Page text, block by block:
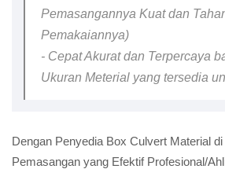
Pemasangannya Kuat dan
Pemakaiannya)
- Cepat Akurat dan Terpercaya
Ukuran Meterial yang tersedia
Dengan Penyedia Box Culvert Material
Pemasangan yang Efektif Profesional/